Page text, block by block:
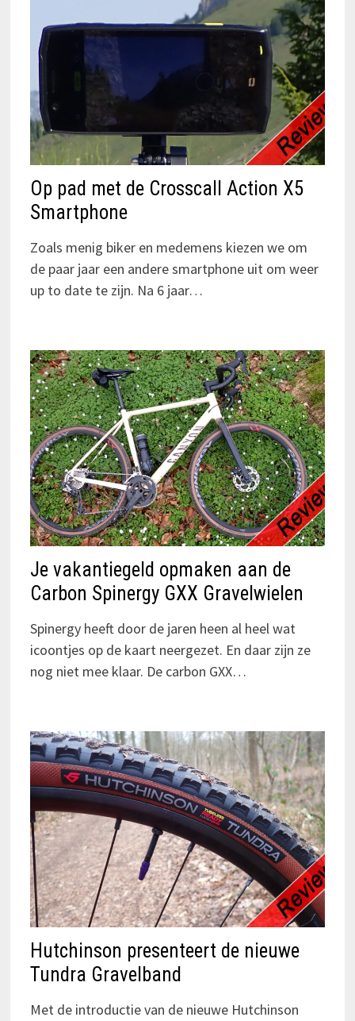
Op pad met de Crosscall Action X5
Smartphone
Zoals menig biker en medemens kiezen we om
de paar jaar een andere smartphone uit om weer
up to date te zijn. Na 6 jaar…
Je vakantiegeld opmaken aan de
Carbon Spinergy GXX Gravelwielen
Spinergy heeft door de jaren heen al heel wat
icoontjes op de kaart neergezet. En daar zijn ze
nog niet mee klaar. De carbon GXX…
Hutchinson presenteert de nieuwe
Tundra Gravelband
Met de introductie van de nieuwe Hutchinson